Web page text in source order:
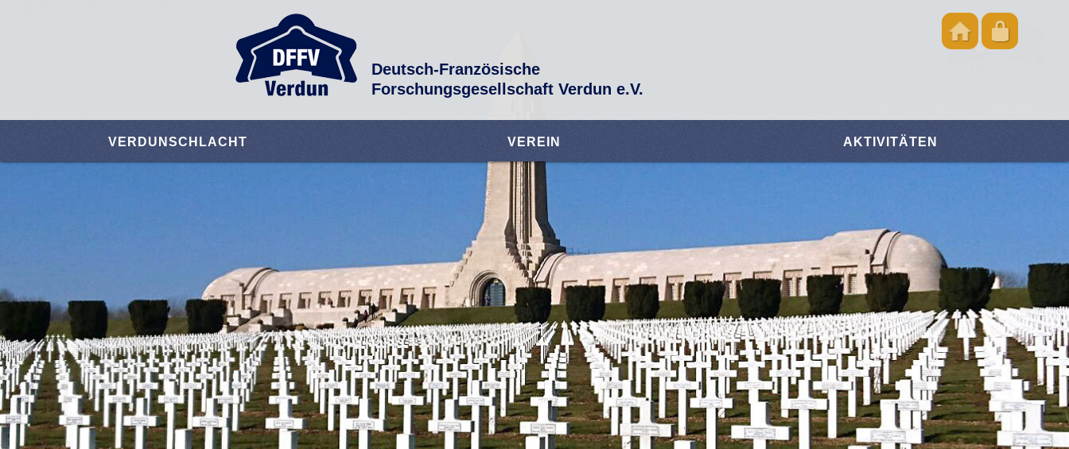
Deutsch-Französische
Forschungsgesellschaft Verdun e.V.
VERDUNSCHLACHT VEREIN AKTIVITÄTEN